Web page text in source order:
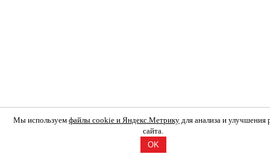
Мы используем файлы cookie и Яндекс.Метрику для анализа и улучшения
сайта.
OK